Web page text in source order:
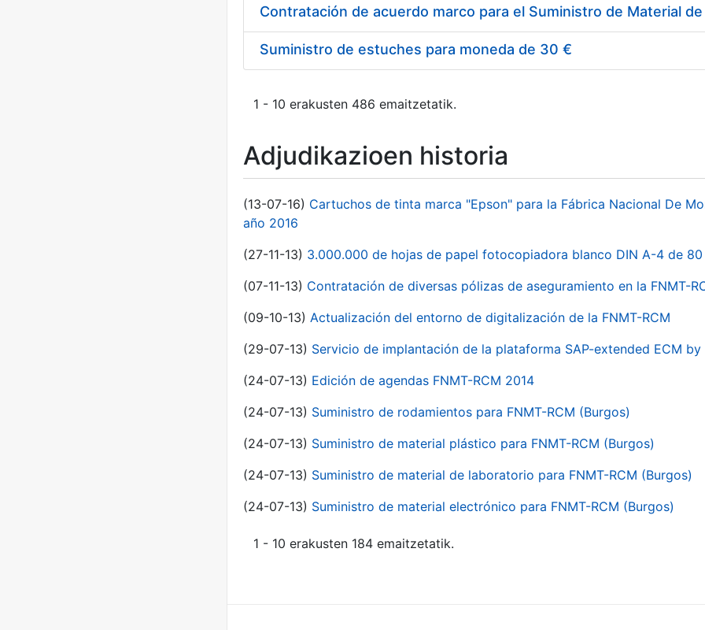
Suministro de estuches para moneda de 30 €
1 - 10 erakusten 486 emaitzetatik.
Adjudikazioen historia
(13-07-16) Cartuchos de tinta marca "Epson" para la Fábrica Nacional De
año 2016
(27-11-13) 3.000.000 de hojas de papel fotocopiadora blanco DIN A-4 de 80
(07-11-13) Contratación de diversas pólizas de aseguramiento en la FNMT-
(09-10-13) Actualización del entorno de digitalización de la FNMT-RCM
(29-07-13) Servicio de implantación de la plataforma SAP-extended ECM by
(24-07-13) Edición de agendas FNMT-RCM 2014
(24-07-13) Suministro de rodamientos para FNMT-RCM (Burgos)
(24-07-13) Suministro de material plástico para FNMT-RCM (Burgos)
(24-07-13) Suministro de material de laboratorio para FNMT-RCM (Burgos)
(24-07-13) Suministro de material electrónico para FNMT-RCM (Burgos)
1 - 10 erakusten 184 emaitzetatik.